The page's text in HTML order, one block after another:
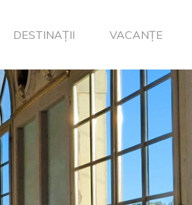
DESTINAȚII VACANȚE